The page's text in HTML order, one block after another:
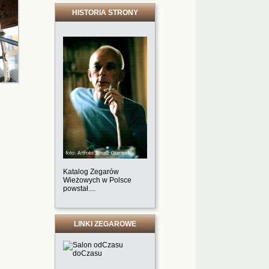
HISTORIA STRONY
Katalog Zegarów
Wieżowych w Polsce
powstał....
LINKI ZEGAROWE